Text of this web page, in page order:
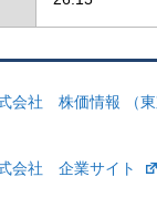
会社 株価情報 （東
会社 企業サイト